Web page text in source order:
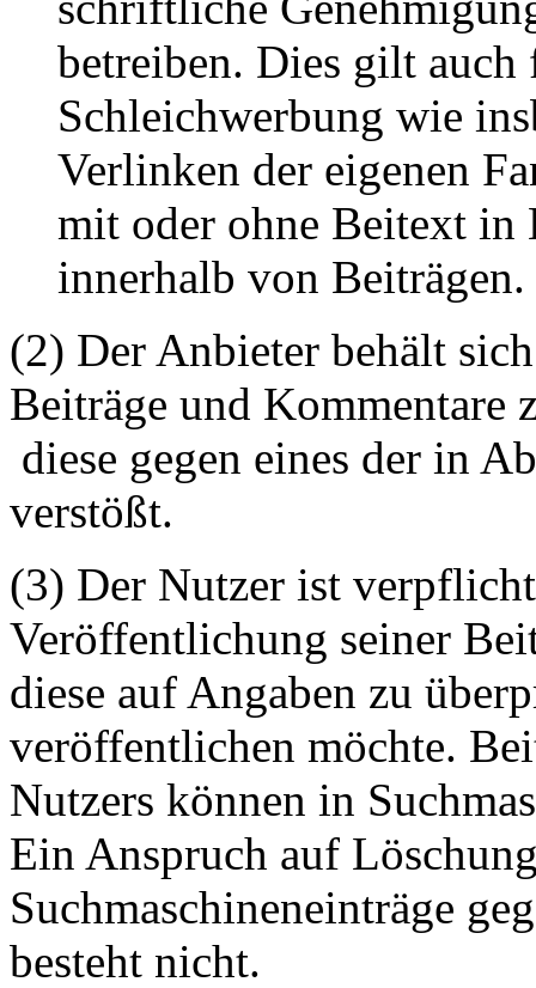
betreiben. Dies gilt auch
Schleichwerbung wie
Verlinken der eigenen
mit oder ohne Beitext in
innerhalb von Beiträgen.
(2) Der Anbieter behält
Beiträge und Kommentare
diese gegen eines der in
verstößt.
(3) Der Nutzer ist
Veröffentlichung seiner
diese auf Angaben zu
veröffentlichen möchte.
Nutzers können in
Ein Anspruch auf
Suchmaschineneinträge
besteht nicht.